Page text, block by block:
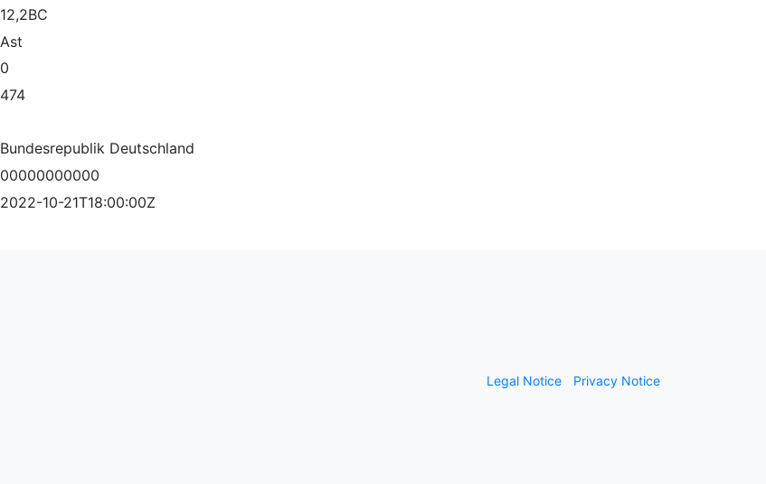
12,2BC
Ast
0
474
Bundesrepublik Deutschland
00000000000
2022-10-21T18:00:00Z
Legal Notice Privacy Notice